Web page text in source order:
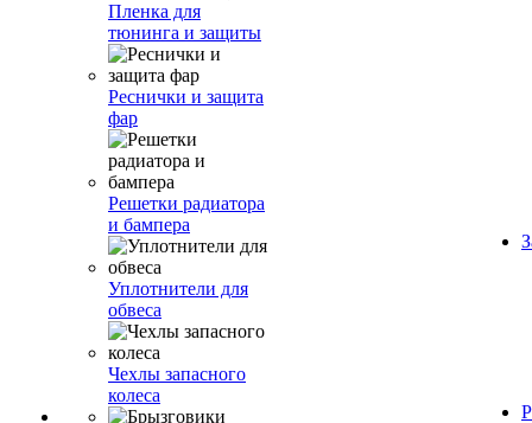
Пленка для
тюнинга и защиты
Реснички и защита
фар
Решетки радиатора
и бампера
Уплотнители для
обвеса
Чехлы запасного
колеса